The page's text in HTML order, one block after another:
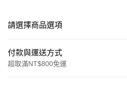
請選擇商品選項
付款與運送方式
超取滿NT$800免運